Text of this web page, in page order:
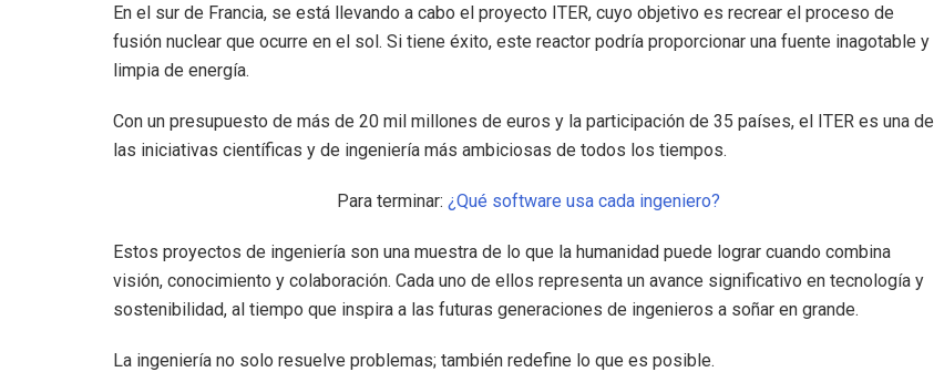
En el sur de Francia, se está llevando a cabo el proyecto ITER, cuyo objetivo es recrear el proceso de
fusión nuclear que ocurre en el sol. Si tiene éxito, este reactor podría proporcionar una fuente inagotable y
limpia de energía.
Con un presupuesto de más de 20 mil millones de euros y la participación de 35 países, el ITER es una de
las iniciativas científicas y de ingeniería más ambiciosas de todos los tiempos.
Para terminar: ¿Qué software usa cada ingeniero?
Estos proyectos de ingeniería son una muestra de lo que la humanidad puede lograr cuando combina
visión, conocimiento y colaboración. Cada uno de ellos representa un avance significativo en tecnología y
sostenibilidad, al tiempo que inspira a las futuras generaciones de ingenieros a soñar en grande.
La ingeniería no solo resuelve problemas; también redefine lo que es posible.